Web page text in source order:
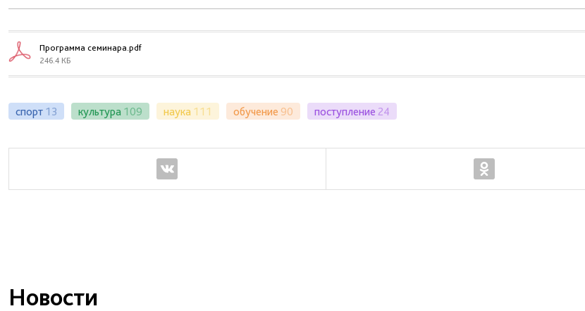
Программа семинара.pdf
246.4 КБ
спорт 13 культура 109 наука 111 обучение 90 поступление 24
Новости